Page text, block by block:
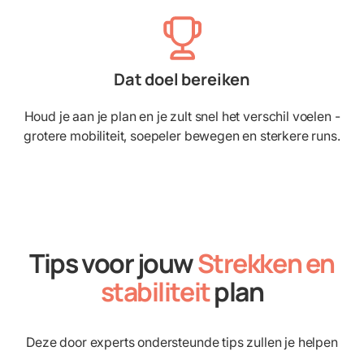
Dat doel bereiken
Houd je aan je plan en je zult snel het verschil voelen -
grotere mobiliteit, soepeler bewegen en sterkere runs.
Tips voor jouwStrekken en
stabiliteitplan
Deze door experts ondersteunde tips zullen je helpen